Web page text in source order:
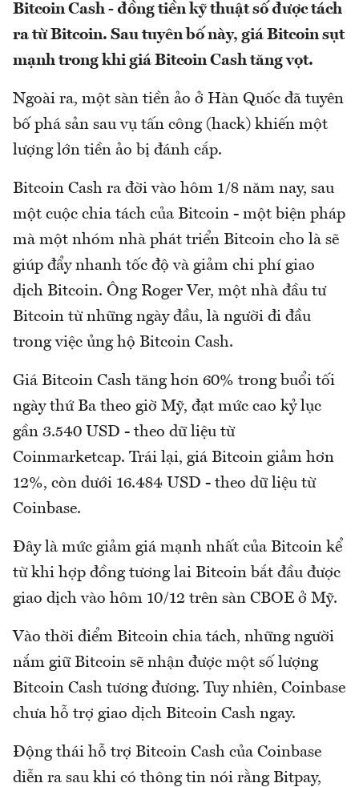
Bitcoin Cash - đồng tiền kỹ thuật số được tách
ra từ Bitcoin. Sau tuyên bố này, giá Bitcoin sụt
mạnh trong khi giá Bitcoin Cash tăng vọt.
Ngoài ra, một sàn tiền ảo ở Hàn Quốc đã tuyên
bố phá sản sau vụ tấn công (hack) khiến một
lượng lớn tiền ảo bị đánh cắp.
Bitcoin Cash ra đời vào hôm 1/8 năm nay, sau
một cuộc chia tách của Bitcoin - một biện pháp
mà một nhóm nhà phát triển Bitcoin cho là sẽ
giúp đẩy nhanh tốc độ và giảm chi phí giao
dịch Bitcoin. Ông Roger Ver, một nhà đầu tư
Bitcoin từ những ngày đầu, là người đi đầu
trong việc ủng hộ Bitcoin Cash.
Giá Bitcoin Cash tăng hơn 60% trong buổi tối
ngày thứ Ba theo giờ Mỹ, đạt mức cao kỷ lục
gần 3.540 USD - theo dữ liệu từ
Coinmarketcap. Trái lại, giá Bitcoin giảm hơn
12%, còn dưới 16.484 USD - theo dữ liệu từ
Coinbase.
Đây là mức giảm giá mạnh nhất của Bitcoin kể
từ khi hợp đồng tương lai Bitcoin bắt đầu được
giao dịch vào hôm 10/12 trên sàn CBOE ở Mỹ.
Vào thời điểm Bitcoin chia tách, những người
nắm giữ Bitcoin sẽ nhận được một số lượng
Bitcoin Cash tương đương. Tuy nhiên, Coinbase
chưa hỗ trợ giao dịch Bitcoin Cash ngay.
Động thái hỗ trợ Bitcoin Cash của Coinbase
diễn ra sau khi có thông tin nói rằng Bitpay,